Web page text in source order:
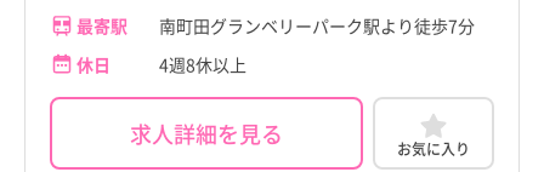
最寄駅
南町田グランベリーパーク駅より徒歩7分
休日
4週8休以上
求人詳細を見る お気に入り